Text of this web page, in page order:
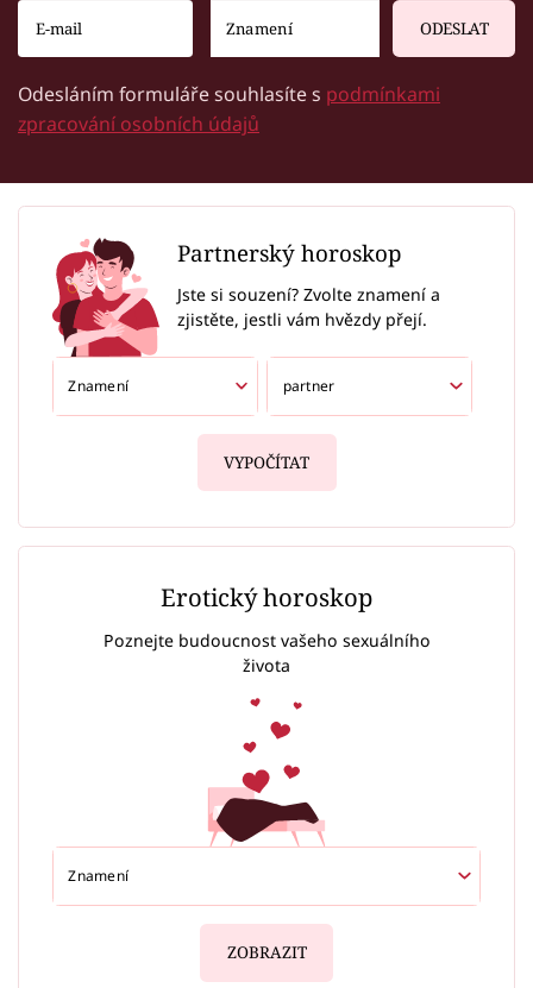
ODESLAT
Odesláním formuláře souhlasíte s podmínkami
zpracování osobních údajů
Partnerský horoskop
Jste si souzení? Zvolte znamení a
zjistěte, jestli vám hvězdy přejí.
VYPOČÍTAT
Erotický horoskop
Poznejte budoucnost vašeho sexuálního
života
ZOBRAZIT